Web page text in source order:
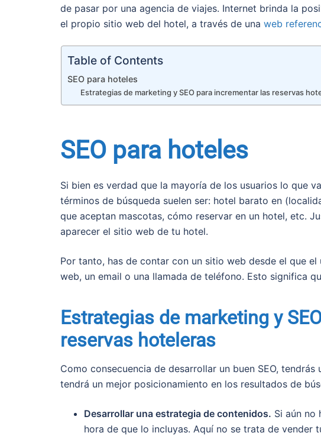
de pasar por una agencia de viajes. Internet brinda la
el propio sitio web del hotel, a través de una web
Table of Contents
SEO para hoteles
Estrategias de marketing y SEO para incrementar las reservas
SEO para hoteles
Si bien es verdad que la mayoría de los usuarios lo que
términos de búsqueda suelen ser: hotel barato en
que aceptan mascotas, cómo reservar en un hotel, etc.
aparecer el sitio web de tu hotel.
Por tanto, has de contar con un sitio web desde el que
web, un email o una llamada de teléfono. Esto significa
Estrategias de marketing y
reservas hoteleras
Como consecuencia de desarrollar un buen SEO,
tendrá un mejor posicionamiento en los resultados de
Desarrollar una estrategia de contenidos. Si aún no
hora de que lo incluyas. Aquí no se trata de